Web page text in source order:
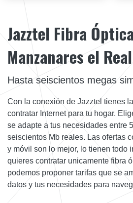
Jazztel Fibra
Manzanares el Real
Hasta seiscientos megas
Con la conexión de Jazztel tienes
contratar Internet para tu hogar.
se adapte a tus necesidades entre
seiscientos Mb reales. Las ofertas
y móvil son lo mejor, lo tienen todo
quieres contratar unicamente fibra
podemos proponer tarifas que se
datos y tus necesidades para